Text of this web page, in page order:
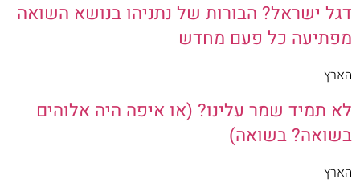
דגל ישראל? הבורות של נתניהו בנושא השואה
מפתיעה כל פעם מחדש
הארץ
לא תמיד שמר עלינו? (או איפה היה אלוהים
בשואה? בשואה)
הארץ